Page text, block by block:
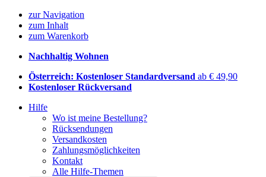
zur Navigation
zum Inhalt
zum Warenkorb
Nachhaltig Wohnen
Österreich: Kostenloser Standardversand ab € 49,90
Kostenloser Rückversand
Hilfe
Wo ist meine Bestellung?
Rücksendungen
Versandkosten
Zahlungsmöglichkeiten
Kontakt
Alle Hilfe-Themen